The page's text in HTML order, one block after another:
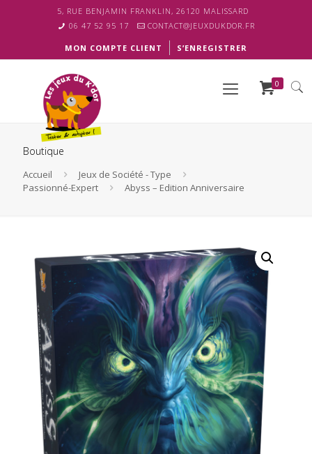
5, RUE BENJAMIN FRANKLIN, 26120 MALISSARD
06 47 52 95 17
CONTACT@JEUXDUKDOR.FR
MON COMPTE CLIENT S’ENREGISTRER
0
Boutique
Accueil
Jeux de Société - Type
Passionné-Expert
Abyss – Edition Anniversaire